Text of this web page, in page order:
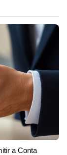
a Conta